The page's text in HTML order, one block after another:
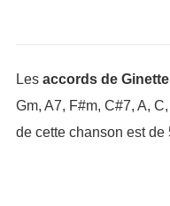
Les accords de Ginette
Gm, A7, F#m, C#7, A,
de cette chanson est de